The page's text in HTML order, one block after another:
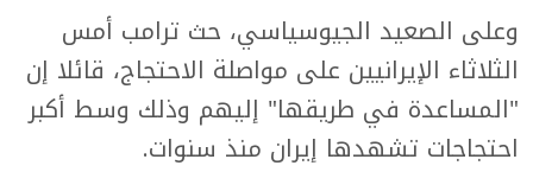
وعلى الصعيد الجيوسياسي، حث ترامب أمس
الثلاثاء الإيرانيين على مواصلة الاحتجاج، قائلا إن
"المساعدة في طريقها" إليهم وذلك وسط أكبر
احتجاجات تشهدها إيران منذ سنوات.